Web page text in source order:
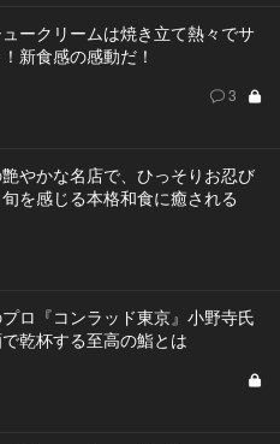
ークリームは焼き立て熱々でサ
新食感の感動だ！
3
やかな名店で、ひっそりお忍び
を感じる本格和食に癒される
ロ『コンラッド東京』小野寺氏
乾杯する至高の鮨とは